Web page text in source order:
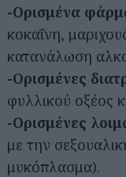
-Ορισμένα
κοκαΐνη,
κατανάλωση
-Ορισμένες
φυλλικού οξέος
-Ορισμένες
με την
μυκόπλασμα).